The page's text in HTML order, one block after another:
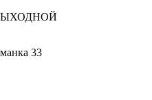
ВЫХОДНОЙ
33